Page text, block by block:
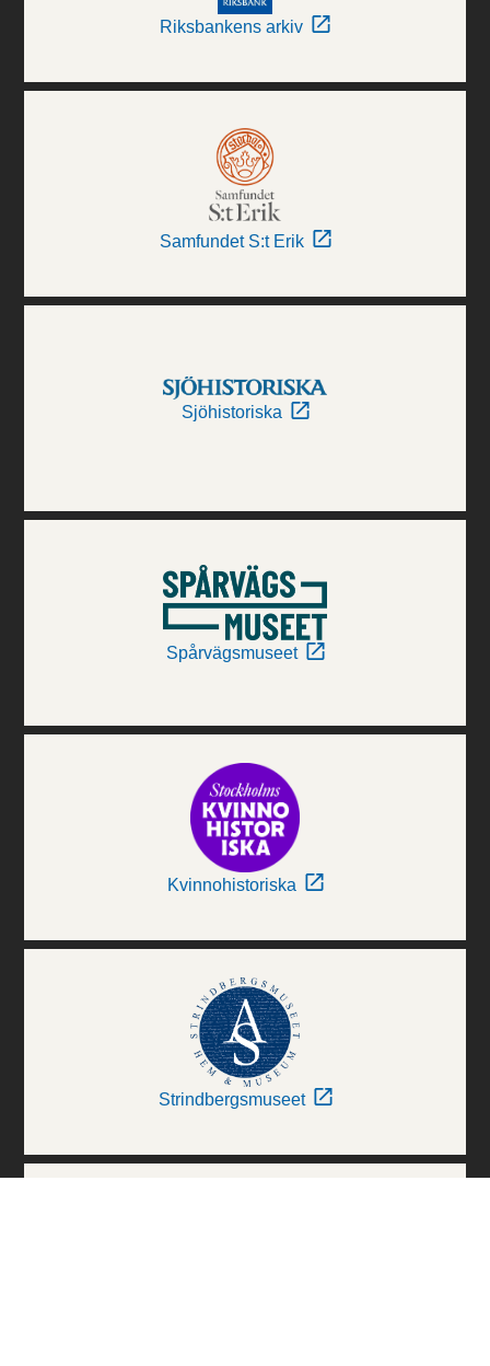
Riksbankens arkiv
Samfundet S:t Erik
Sjöhistoriska
Spårvägsmuseet
Kvinnohistoriska
Strindbergsmuseet